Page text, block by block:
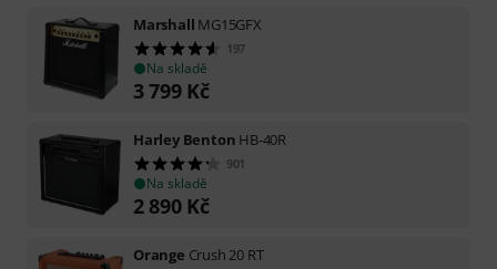
Marshall MG15GFX
197
Na skladě
3 799 Kč
Harley Benton HB-40R
901
Na skladě
2 890 Kč
Orange Crush 20 RT